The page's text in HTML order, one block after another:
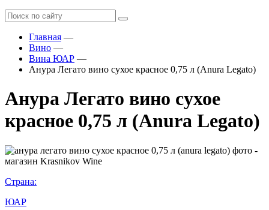
Главная —
Вино —
Вина ЮАР —
Анура Легато вино сухое красное 0,75 л (Anura Legato)
Анура Легато вино сухое
красное 0,75 л (Anura Legato)
Страна:
ЮАР